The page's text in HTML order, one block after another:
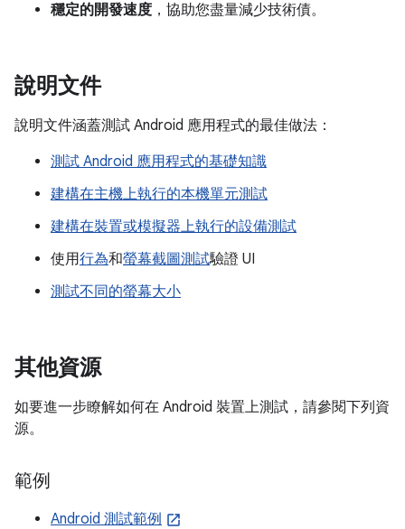
穩定的開發速度 ，協助您盡量減少技術債。
說明文件
說明文件涵蓋測試 Android 應用程式的最佳做法：
測試 Android 應用程式的基礎知識
建構在主機上執行的本機單元測試
建構在裝置或模擬器上執行的設備測試
使用行為和螢幕截圖測試驗證 UI
測試不同的螢幕大小
其他資源
如要進一步瞭解如何在 Android 裝置上測試，請參閱下列資
源。
範例
Android 測試範例